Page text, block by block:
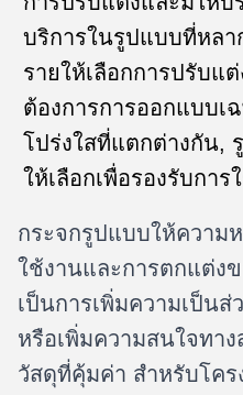
บริการในรูปแบบที่หล
รายให้เลือกการปรับแ
ต้องการการออกแบบเ
โปร่งใสที่แตกต่างกัน,
ให้เลือกเพื่อรองรับกา
กระจกรูปแบบให้ความ
ใช้งานและการตกแต่ง
เป็นการเพิ่มความเป็น
หรือเพิ่มความสนใจทา
วัสดุที่คุ้มค่า สําหรับโคร